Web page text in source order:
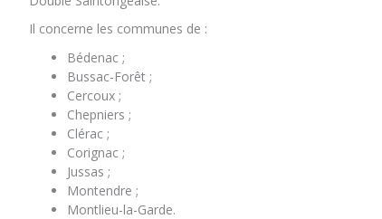
Il concerne les communes de :
Bédenac ;
Bussac-Forêt ;
Cercoux ;
Chepniers ;
Clérac ;
Corignac ;
Jussas ;
Montendre ;
Montlieu-la-Garde.